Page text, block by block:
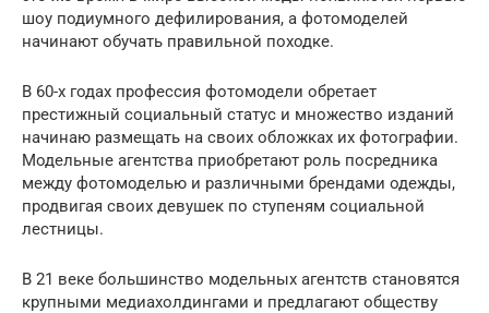
шоу подиумного дефилирования, а фотомоделей
начинают обучать правильной походке.
В 60-х годах профессия фотомодели обретает
престижный социальный статус и множество изданий
начинаю размещать на своих обложках их фотографии.
Модельные агентства приобретают роль посредника
между фотомоделью и различными брендами одежды,
продвигая своих девушек по ступеням социальной
лестницы.
В 21 веке большинство модельных агентств становятся
крупными медиахолдингами и предлагают обществу